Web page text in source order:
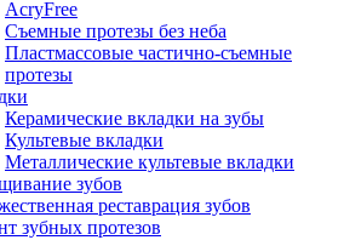
AcryFree
Съемные протезы без неба
Пластмассовые частично-съемные
протезы
Керамические вкладки на зубы
Культевые вкладки
Металлические культевые вкладки
зубов
реставрация зубов
зубных протезов